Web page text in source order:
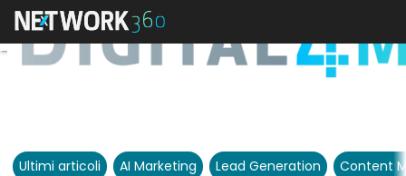
Ultimi articoli AI Marketing Lead Generation Content